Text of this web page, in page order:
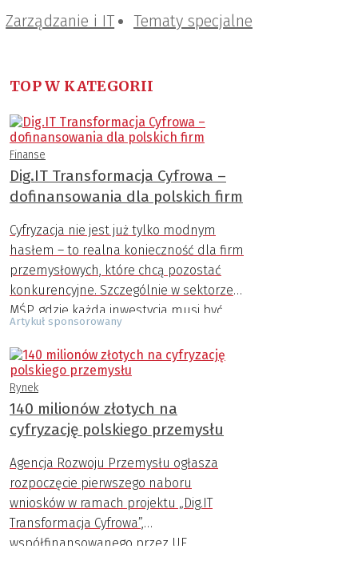
Zarządzanie i IT Tematy specjalne
TOP W KATEGORII
Finanse
Dig.IT Transformacja Cyfrowa –
dofinansowania dla polskich firm
Cyfryzacja nie jest już tylko modnym
hasłem – to realna konieczność dla firm
przemysłowych, które chcą pozostać
konkurencyjne. Szczególnie w sektorze
MŚP, gdzie każda inwestycja musi być
dobrze przemyślana, możliwość
uzyskania zewnętrznego wsparcia
finansowego ma ogromne znaczenie.
Program Dig.IT Transformacja Cyfrowa,
finansowany ze środków Unii Europejskiej
w ramach FENG, został stworzony właśnie
przedsiębiorstwom wkroczyć na wyższy
poziom cyfrowego rozwoju.
Artykuł sponsorowany
Rynek
140 milionów złotych na
cyfryzację polskiego przemysłu
Agencja Rozwoju Przemysłu ogłasza
rozpoczęcie pierwszego naboru
wniosków w ramach projektu „Dig.IT
Transformacja Cyfrowa”,
współfinansowanego przez UE.